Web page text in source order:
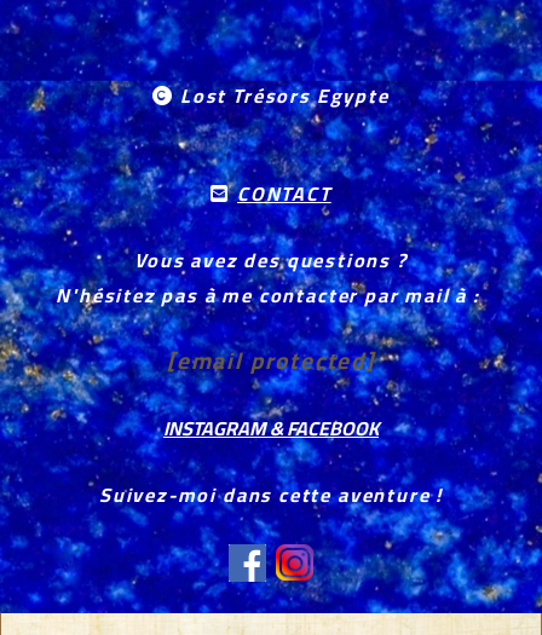
 Lost Trésors Egypte
 CONTACT
Vous avez des questions ?
N'hésitez pas à me contacter par mail à :
[email protected]
INSTAGRAM & FACEBOOK
Suivez-moi dans cette aventure !